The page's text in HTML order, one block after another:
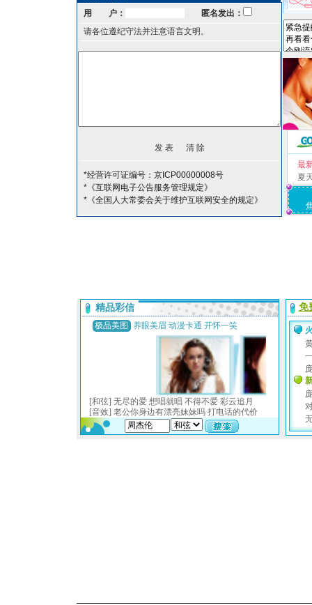
用 户：
匿名发出：
请各位遵纪守法并注意语言文明。
*经营许可证编号：京ICP00000008号
*《互联网电子公告服务管理规定》
*《全国人大常委会关于维护互联网安全的规定》
最
夏